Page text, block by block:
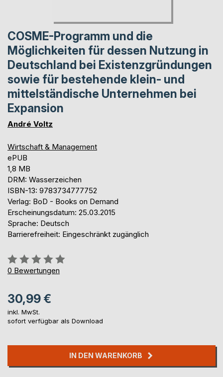
COSME-Programm und die
Möglichkeiten für dessen Nutzung in
Deutschland bei Existenzgründungen
sowie für bestehende klein- und
mittelständische Unternehmen bei
Expansion
André Voltz
Wirtschaft & Management
ePUB
1,8 MB
DRM: Wasserzeichen
ISBN-13: 9783734777752
Verlag: BoD - Books on Demand
Erscheinungsdatum: 25.03.2015
Sprache: Deutsch
Barrierefreiheit: Eingeschränkt zugänglich
Bewertung::
0%
0 Bewertungen
30,99 €
inkl. MwSt.
sofort verfügbar als Download
IN DEN WARENKORB